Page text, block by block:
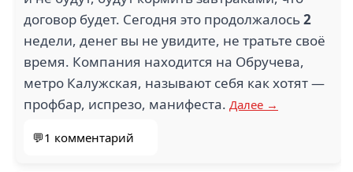
договор будет. Сегодня это продолжалось2
недели, денег вы не увидите, не тратьте своё
время. Компания находится на Обручева,
метро Калужская, называют себя как хотят —
профбар, испрезо, манифеста. Далее →
💬1 комментарий